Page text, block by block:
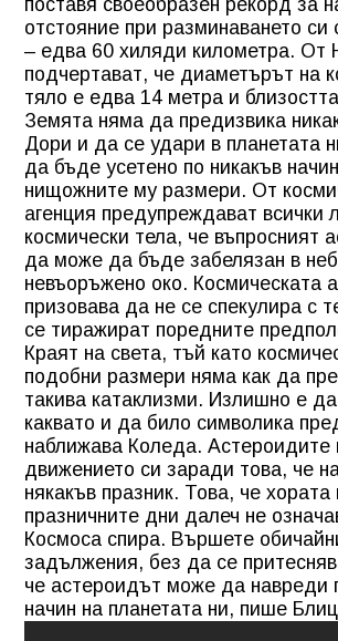
поставя своеобразен рекорд за
отстояние при разминаването си
– едва 60 хиляди километра.
подчертават, че диаметърът на
тяло е едва 14 метра и
Земята няма да предизвика
Дори и да се удари в планетата
да бъде усетено по никакъв
нищожните му размери. От
агенция предупреждават всички
космически тела, че въпросният
да може да бъде забелязан в
невъоръжено око. Космическата
призовава да не се спекулира с
се тиражират поредните
Краят на света, тъй като
подобни размери няма как да
такива катаклизми. Излишно е
каквато и да било символика
наближава Коледа. Астероидите
движението си заради това, че
някакъв празник. Това, че хората
празничните дни далеч не
Космоса спира. Вършете
задължения, без да се
че астероидът може да навреди
начин на планетата ни, пише